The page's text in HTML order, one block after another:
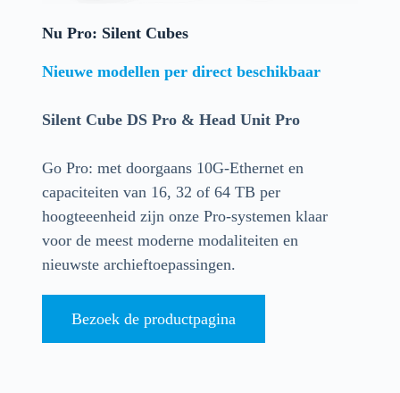
Nu Pro: Silent Cubes
Nieuwe modellen per direct beschikbaar
Silent Cube DS Pro & Head Unit Pro
Go Pro: met doorgaans 10G-Ethernet en
capaciteiten van 16, 32 of 64 TB per
hoogteeenheid zijn onze Pro-systemen klaar
voor de meest moderne modaliteiten en
nieuwste archieftoepassingen.
Bezoek de productpagina